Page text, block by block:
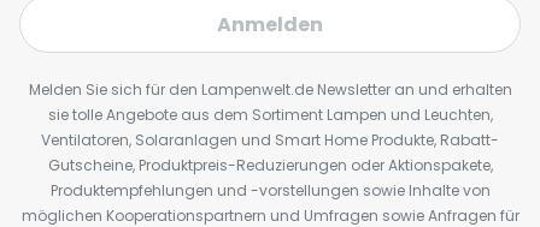
Anmelden
Melden Sie sich für den Lampenwelt.de Newsletter an und erhalten
sie tolle Angebote aus dem Sortiment Lampen und Leuchten,
Ventilatoren, Solaranlagen und Smart Home Produkte, Rabatt-
Gutscheine, Produktpreis-Reduzierungen oder Aktionspakete,
Produktempfehlungen und -vorstellungen sowie Inhalte von
möglichen Kooperationspartnern und Umfragen sowie Anfragen für